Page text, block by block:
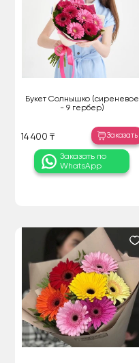
Букет Солнышко (сиреневое
- 9 гербер)
14 400 ₸ Заказать
Заказать по
WhatsApp